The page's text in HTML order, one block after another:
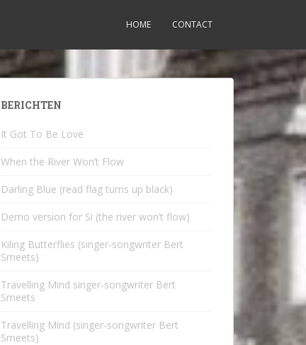
HOME CONTACT
BERICHTEN
It Got To Be Love
When the River Won’t Flow
Darling Blue (read flag turns up black)
Demo version for Si (the river won’t flow)
Kiling Butterflies (singer-songwriter Bert
Smeets)
Travelling Mind singer-songwriter Bert
Smeets
Travelling Mind (singer-songwriter Bert
Smeets)